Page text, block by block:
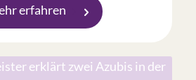
erfahren